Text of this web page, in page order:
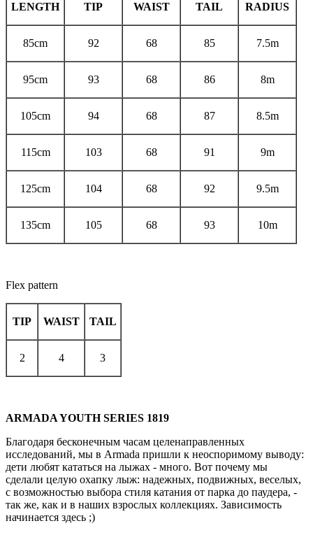
LENGTH TIP WAIST TAIL RADIUS
85cm 92 68 85 7.5m
95cm 93 68 86 8m
105cm 94 68 87 8.5m
115cm 103 68 91 9m
125cm 104 68 92 9.5m
135cm 105 68 93 10m
Flex pattern
TIP WAIST TAIL
2 4 3
ARMADA YOUTH SERIES 1819
Благодаря бесконечным часам целенаправленных
исследований, мы в Armada пришли к неоспоримому выводу:
дети любят кататься на лыжах - много. Вот почему мы
сделали целую охапку лыж: надежных, подвижных, веселых,
с возможностью выбора стиля катания от парка до паудера, -
так же, как и в наших взрослых коллекциях. Зависимость
начинается здесь ;)